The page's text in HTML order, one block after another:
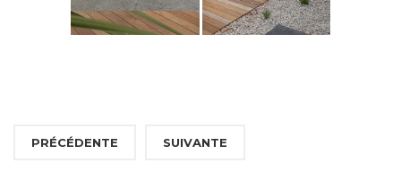
PRÉCÉDENTE SUIVANTE